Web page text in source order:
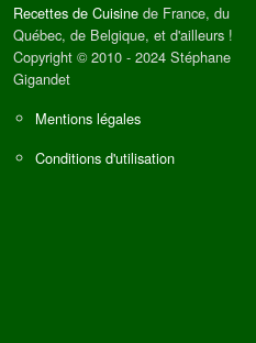
Recettes de Cuisine de France, du
Québec, de Belgique, et d'ailleurs !
Copyright © 2010 - 2024 Stéphane
Gigandet
Mentions légales
Conditions d'utilisation